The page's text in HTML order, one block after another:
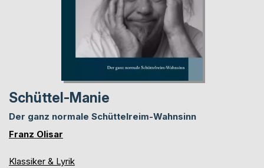
Schüttel-Manie
Der ganz normale Schüttelreim-Wahnsinn
Franz Olisar
Klassiker & Lyrik